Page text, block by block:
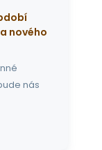
nového
nás